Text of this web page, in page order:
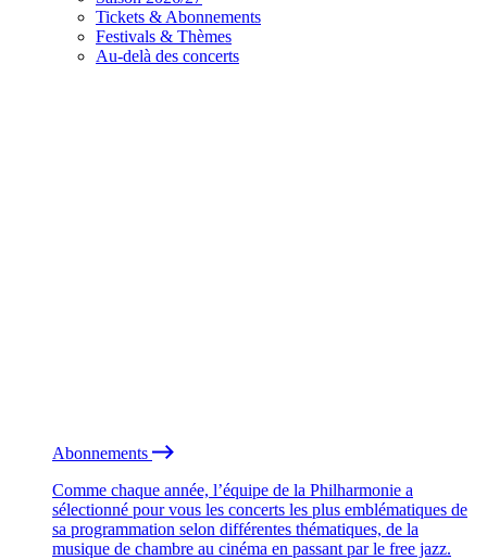
Tickets & Abonnements
Festivals & Thèmes
Au-delà des concerts
Abonnements
Comme chaque année, l’équipe de la Philharmonie a
sélectionné pour vous les concerts les plus emblématiques de
sa programmation selon différentes thématiques, de la
musique de chambre au cinéma en passant par le free jazz.